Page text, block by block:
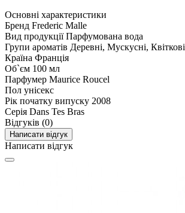
Основні характеристики
Бренд Frederic Malle
Вид продукції Парфумована вода
Групи ароматів Деревні, Мускусні, Квіткові
Країна Франція
Об`єм 100 мл
Парфумер Maurice Roucel
Пол унісекс
Рік початку випуску 2008
Серія Dans Tes Bras
Відгуків (0)
Написати відгук
Написати відгук